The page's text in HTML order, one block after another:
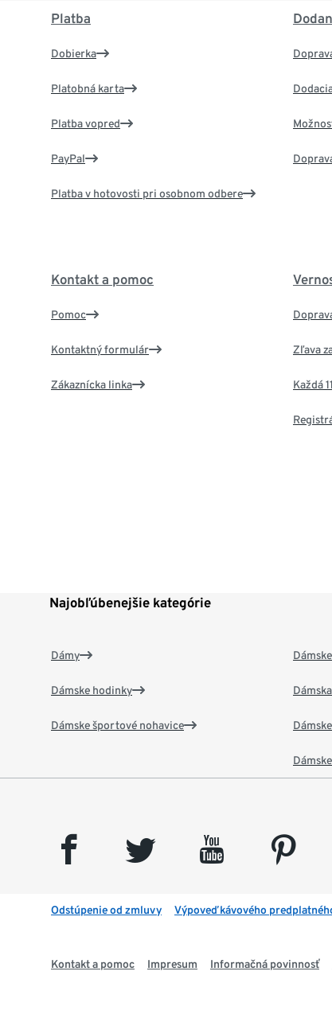
Platba
Dobierka
Platobná karta
Platba vopred
PayPal
Platba v hotovosti pri osobnom odbere
Kontakt a pomoc
Pomoc
Kontaktný formulár
Zákaznícka linka
Zľava
Každá
Najobľúbenejšie kategórie
Dámy
Dámske hodinky
Dámske športové nohavice
facebook twitter youtube pinterest
Odstúpenie od zmluvy Výpoveď kávového
Kontakt a pomoc Impresum Informačná povinnosť